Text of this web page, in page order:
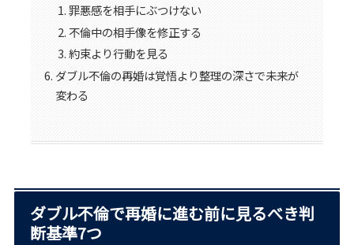
罪悪感を相手にぶつけない
不倫中の相手像を修正する
約束より行動を見る
ダブル不倫の再婚は覚悟より整理の深さで未来が
変わる
ダブル不倫で再婚に進む前に見るべき判
断基準7つ